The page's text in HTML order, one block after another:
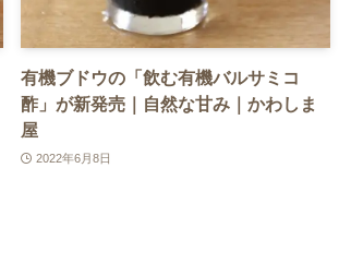
有機ブドウの「飲む有機バルサミコ
酢」が新発売｜自然な甘み｜かわしま
屋
2022年6月8日